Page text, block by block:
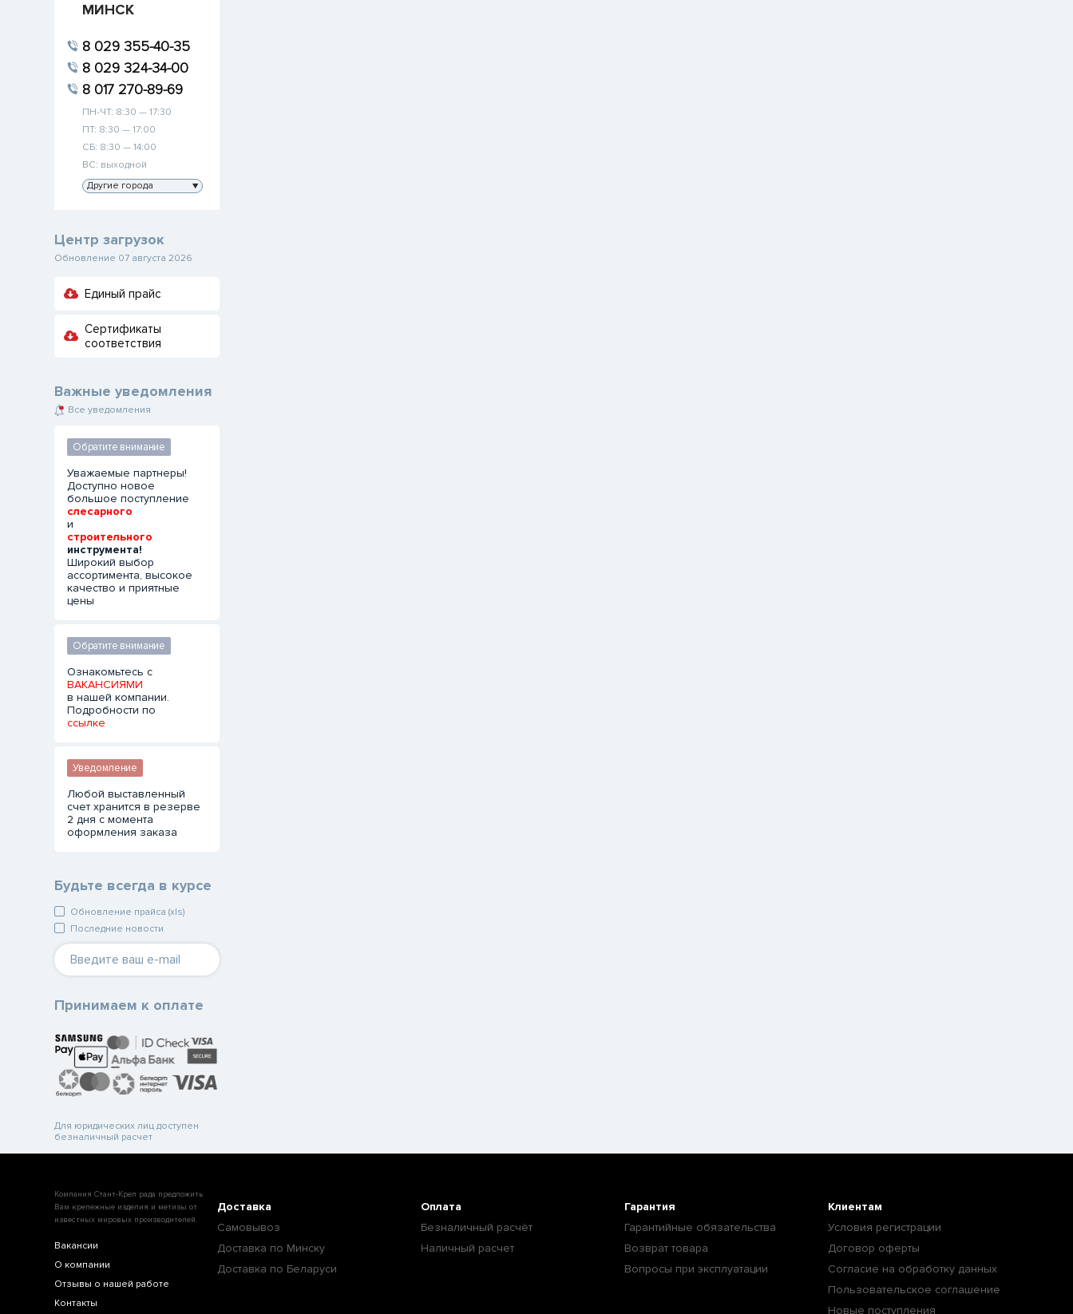
МИНСК
8 029 355-40-35
8 029 324-34-00
8 017 270-89-69
ПН-ЧТ: 8:30 — 17:30
ПТ: 8:30 — 17:00
СБ: 8:30 — 14:00
ВС: выходной
Другие города
▼
Центр загрузок
Обновление 07 августа 2026
Единый прайс
Сертификаты
соответствия
Важные уведомления
Все уведомления
Обратите внимание
Уважаемые партнеры!
Доступно новое
большое поступление
слесарного
и
строительного
инструмента!
Широкий выбор
ассортимента, высокое
качество и приятные
цены
Обратите внимание
Ознакомьтесь с
ВАКАНСИЯМИ
в нашей компании.
Подробности по
ссылке
Уведомление
Любой выставленный
счет хранится в резерве
2 дня с момента
оформления заказа
Будьте всегда в курсе
Обновление прайса (xls)
Последние новости
Принимаем к оплате
Для юридических лиц доступен
безналичный расчет
Компания Стант-Креп рада предложить
Вам крепежные изделия и метизы от
известных мировых производителей.
Вакансии
О компании
Отзывы о нашей работе
Контакты
Доставка
Самовывоз
Доставка по Минску
Доставка по Беларуси
Оплата
Безналичный расчёт
Наличный расчет
Гарантия
Гарантийные обязательства
Возврат товара
Вопросы при эксплуатации
Клиентам
Условия регистрации
Договор оферты
Согласие на обработку данных
Пользовательское соглашение
Новые поступления